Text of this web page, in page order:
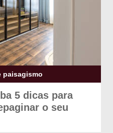
paisagismo
5 dicas para
o seu